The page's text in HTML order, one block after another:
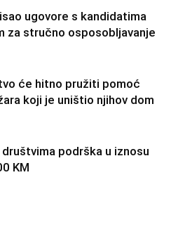
ugovore s kandidatima
za stručno osposobljavanje
će hitno pružiti pomoć
koji je uništio njihov dom
podrška u iznosu
KM